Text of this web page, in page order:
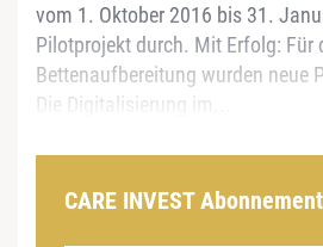
vom 1. Oktober 2016 bis 31.
Pilotprojekt durch. Mit Erfolg: Für
Bettenaufbereitung wurden neue
Die Digitalisierung im...
CARE INVEST Abonnement